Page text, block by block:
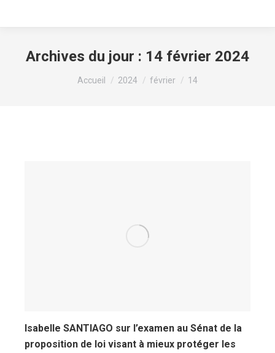
Archives du jour : 14 février 2024
Vous êtes ici :
Accueil 2024 février 14
Isabelle SANTIAGO sur l’examen au Sénat de la
proposition de loi visant à mieux protéger les